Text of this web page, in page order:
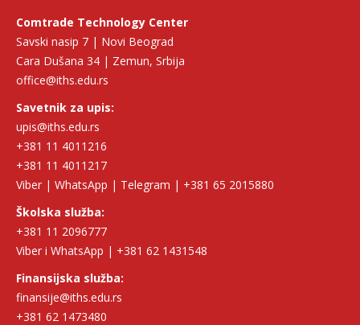
Comtrade Technology Center
Savski nasip 7 | Novi Beograd
Cara Dušana 34 | Zemun, Srbija
office@iths.edu.rs
Savetnik za upis:
upis@iths.edu.rs
+381 11 4011216
+381 11 4011217
Viber | WhatsApp | Telegram | +381 65 2015880
Školska služba:
+381 11 2096777
Viber i WhatsApp | +381 62 1431548
Finansijska služba:
finansije@iths.edu.rs
+381 62 1473480